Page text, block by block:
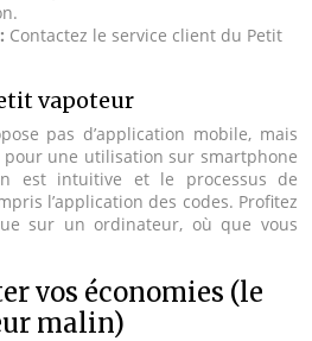
Contactez le service client du Petit
vapoteur
pas d’application mobile, mais
une utilisation sur smartphone
est intuitive et le processus de
l’application des codes. Profitez
sur un ordinateur, où que vous
vos économies (le
malin)